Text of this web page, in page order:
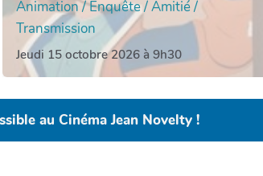
Animation / Enquête / Amitié /
Transmission
Jeudi 15 octobre 2026 à 9h30
au Cinéma Jean Novelty !